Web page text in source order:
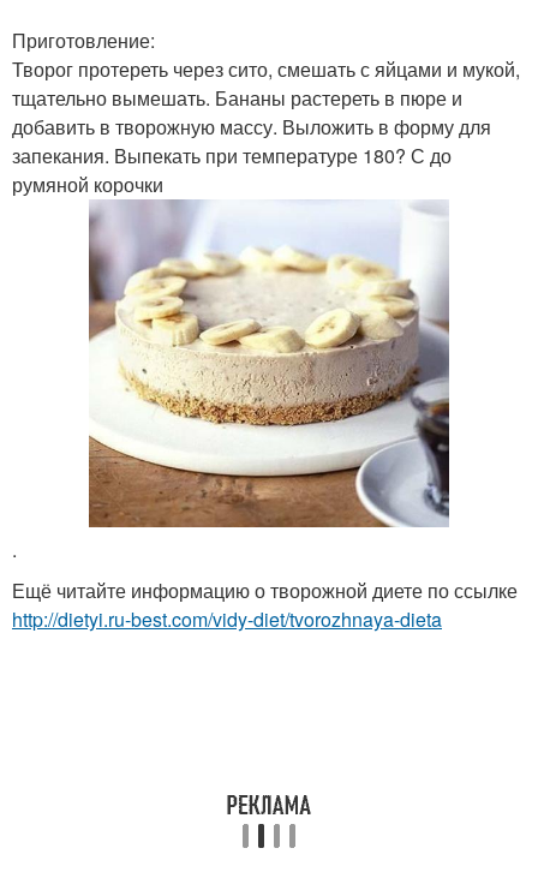
Приготовление:
Творог протереть через сито, смешать с яйцами и мукой,
тщательно вымешать. Бананы растереть в пюре и
добавить в творожную массу. Выложить в форму для
запекания. Выпекать при температуре 180? С до
румяной корочки
.
Ещё читайте информацию о творожной диете по ссылке
http://dietyi.ru-best.com/vidy-diet/tvorozhnaya-dieta